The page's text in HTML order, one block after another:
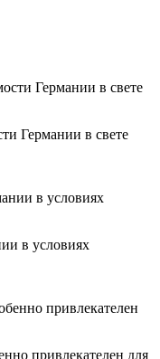
Германии в свете
в условиях
привлекателен для